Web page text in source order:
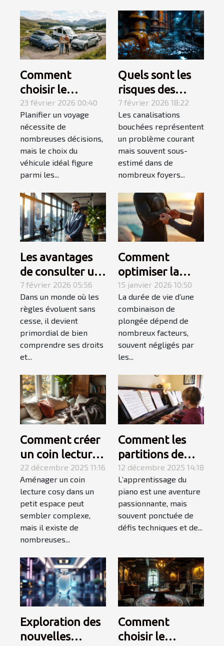
Comment
choisir le
véhicule idéal
pour votre
prochain voyage
?
23 février 2026 00:40
Planifier un voyage
nécessite de
nombreuses décisions,
mais le choix du
véhicule idéal figure
parmi les...
Quels sont les
risques des
canalisations
bouchées pour
votre maison ?
7 février 2026 18:22
Les canalisations
bouchées représentent
un problème courant
mais souvent sous-
estimé dans de
nombreux foyers...
Les avantages
de consulter un
spécialiste du
droit
7 février 2026 05:56
Dans un monde où les
règles évoluent sans
cesse, il devient
primordial de bien
comprendre ses droits
et...
Comment
optimiser la
durabilité de
votre
combinaison de
plongée ?
15 janvier 2026 10:50
La durée de vie d’une
combinaison de
plongée dépend de
nombreux facteurs,
souvent négligés par
les...
Comment créer
un coin lecture
cosy dans un
petit espace ?
22 décembre 2025 11:16
Aménager un coin
lecture cosy dans un
petit espace peut
sembler complexe,
mais il existe de
nombreuses...
Comment les
partitions de
niveau variable
favorisent
l'apprentissage
du piano ?
12 décembre 2025 14:18
L’apprentissage du
piano est une aventure
passionnante, mais
souvent ponctuée de
défis techniques et de...
Exploration des
nouvelles
Comment
choisir le